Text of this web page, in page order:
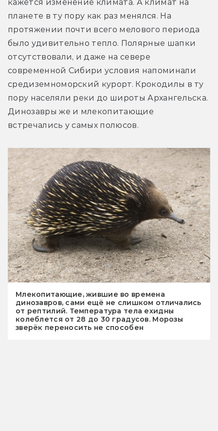
кажется изменение климата. А климат на
планете в ту пору как раз менялся. На
протяжении почти всего мелового периода
было удивительно тепло. Полярные шапки
отсутствовали, и даже на севере
современной Сибири условия напоминали
средиземноморский курорт. Крокодилы в ту
пору населяли реки до широты Архангельска.
Динозавры же и млекопитающие
встречались у самых полюсов.
Млекопитающие, жившие во времена
динозавров, сами ещё не слишком отличались
от рептилий. Температура тела ехидны
колеблется от 28 до 30 градусов. Морозы
зверёк переносить не способен